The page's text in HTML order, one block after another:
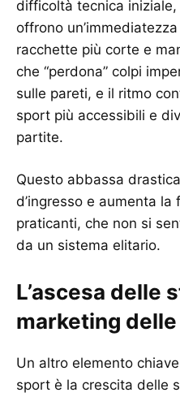
difficoltà tecnica
offrono
racchette più corte e
che “perdona” colpi
sulle pareti, e il ritmo
sport più accessibili e
partite.
Questo abbassa
d’ingresso e aumenta
praticanti, che non si
da un sistema elitario.
L’ascesa delle
marketing
Un altro elemento
sport è la crescita delle